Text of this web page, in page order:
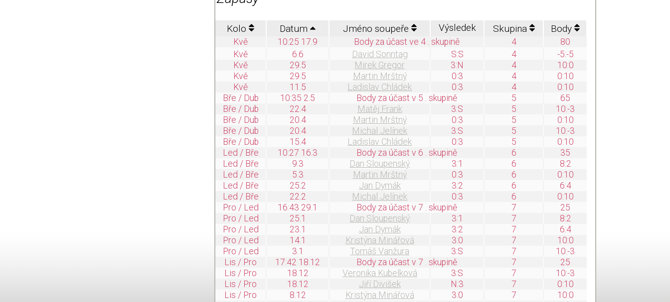
Kolo Datum Jméno soupeře Výsledek Skupina Body
Kvě 10:25 17.9 Body za účast ve 4 . skupině 4
80
Kvě
6.6 David Sonntag S:S 4
-5:-5
Kvě
29.5 Mirek Gregor 3:N 4
10:0
Kvě
29.5 Martin Mrštný 0:3 4
0:10
Kvě
11.5 Ladislav Chládek 0:3 4
0:10
Bře / Dub
10:35 2.5 Body za účast v 5 . skupině 5
65
Bře / Dub
22.4 Matěj Frank 3:S 5
10:-3
Bře / Dub
20.4 Martin Mrštný 0:3 5
0:10
Bře / Dub
20.4 Michal Jelínek 3:S 5
10:-3
Bře / Dub
15.4 Ladislav Chládek 0:3 5
0:10
Led / Bře
10:27 16.3 Body za účast v 6 . skupině 6
35
Led / Bře
9.3 Dan Sloupenský 3:1 6
8:2
Led / Bře
5.3 Martin Mrštný 0:3 6
0:10
Led / Bře
25.2 Jan Dymák 3:2 6
6:4
Led / Bře
22.2 Michal Jelínek 0:3 6
0:10
Pro / Led
16:43 29.1 Body za účast v 7 . skupině 7
25
Pro / Led
25.1 Dan Sloupenský 3:1 7
8:2
Pro / Led
23.1 Jan Dymák 3:2 7
6:4
Pro / Led
14.1 Kristýna Minářová 3:0 7
10:0
Pro / Led
3.1 Tomáš Vanžura 3:S 7
10:-3
Lis / Pro
17:42 18.12 Body za účast v 7 . skupině 7
25
Lis / Pro
18.12 Veronika Kubelková 3:S 7
10:-3
Lis / Pro
18.12 Jiří Divišek N:3 7
0:10
Lis / Pro
8.12 Kristýna Minářová 3:0 7
10:0